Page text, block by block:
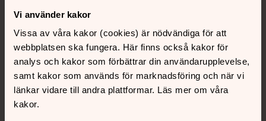
Vi använder kakor
Vissa av våra kakor (cookies) är nödvändiga för att
webbplatsen ska fungera. Här finns också kakor för
analys och kakor som förbättrar din användarupplevelse,
samt kakor som används för marknadsföring och när vi
länkar vidare till andra plattformar. Läs mer om våra
kakor.
Kontakt
Kalender
Hitta snabbt